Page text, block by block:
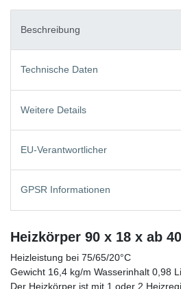
Beschreibung
Technische Daten
Weitere Details
EU-Verantwortlicher
GPSR Informationen
Heizkörper 90 x 18 x ab
Heizleistung bei 75/65/20°C
Gewicht 16,4 kg/m Wasserinhalt 0,98
Der Heizkörper ist mit 1 oder 2